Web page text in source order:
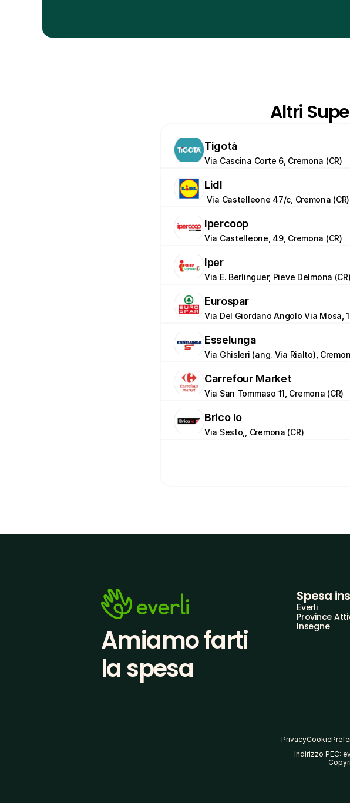
Altri
Tigotà
Via Cascina Corte 6, Cremona (CR)
Lidl
Via Castelleone 47/c, Cremona (CR)
Ipercoop
Via Castelleone, 49, Cremona (CR)
Iper
Via E. Berlinguer, Pieve Delmona (CR)
Eurospar
Via Del Giordano Angolo Via Mosa,
Esselunga
Via Ghisleri (ang. Via Rialto),
Carrefour Market
Via San Tommaso 11, Cremona (CR)
Brico Io
Via Sesto,, Cremona (CR)
Amiamo farti
la spesa
Spesa
Everli
Province
Insegne
PrivacyCookie
Indirizzo PEC: